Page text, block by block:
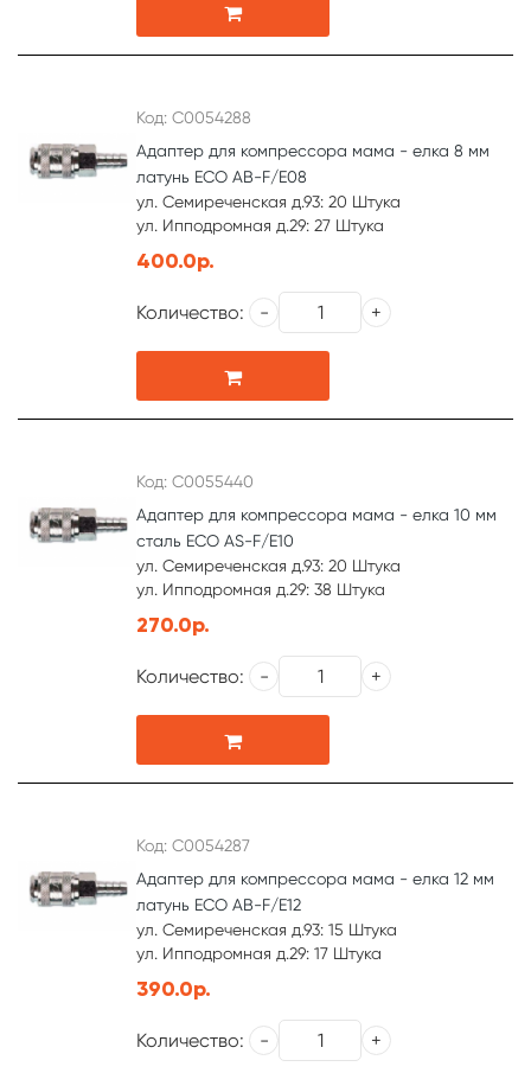
Код: С0054288
Адаптер для компрессора мама - елка 8 мм
латунь ECO AB-F/E08
ул. Семиреченская д.93: 20 Штука
ул. Ипподромная д.29: 27 Штука
400.0р.
Количество:
Код: С0055440
Адаптер для компрессора мама - елка 10 мм
сталь ECO AS-F/E10
ул. Семиреченская д.93: 20 Штука
ул. Ипподромная д.29: 38 Штука
270.0р.
Количество:
Код: С0054287
Адаптер для компрессора мама - елка 12 мм
латунь ECO AB-F/E12
ул. Семиреченская д.93: 15 Штука
ул. Ипподромная д.29: 17 Штука
390.0р.
Количество: